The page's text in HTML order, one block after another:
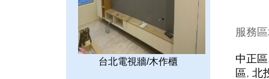
台北電視牆/木作櫃
服務
中正區
區, 北